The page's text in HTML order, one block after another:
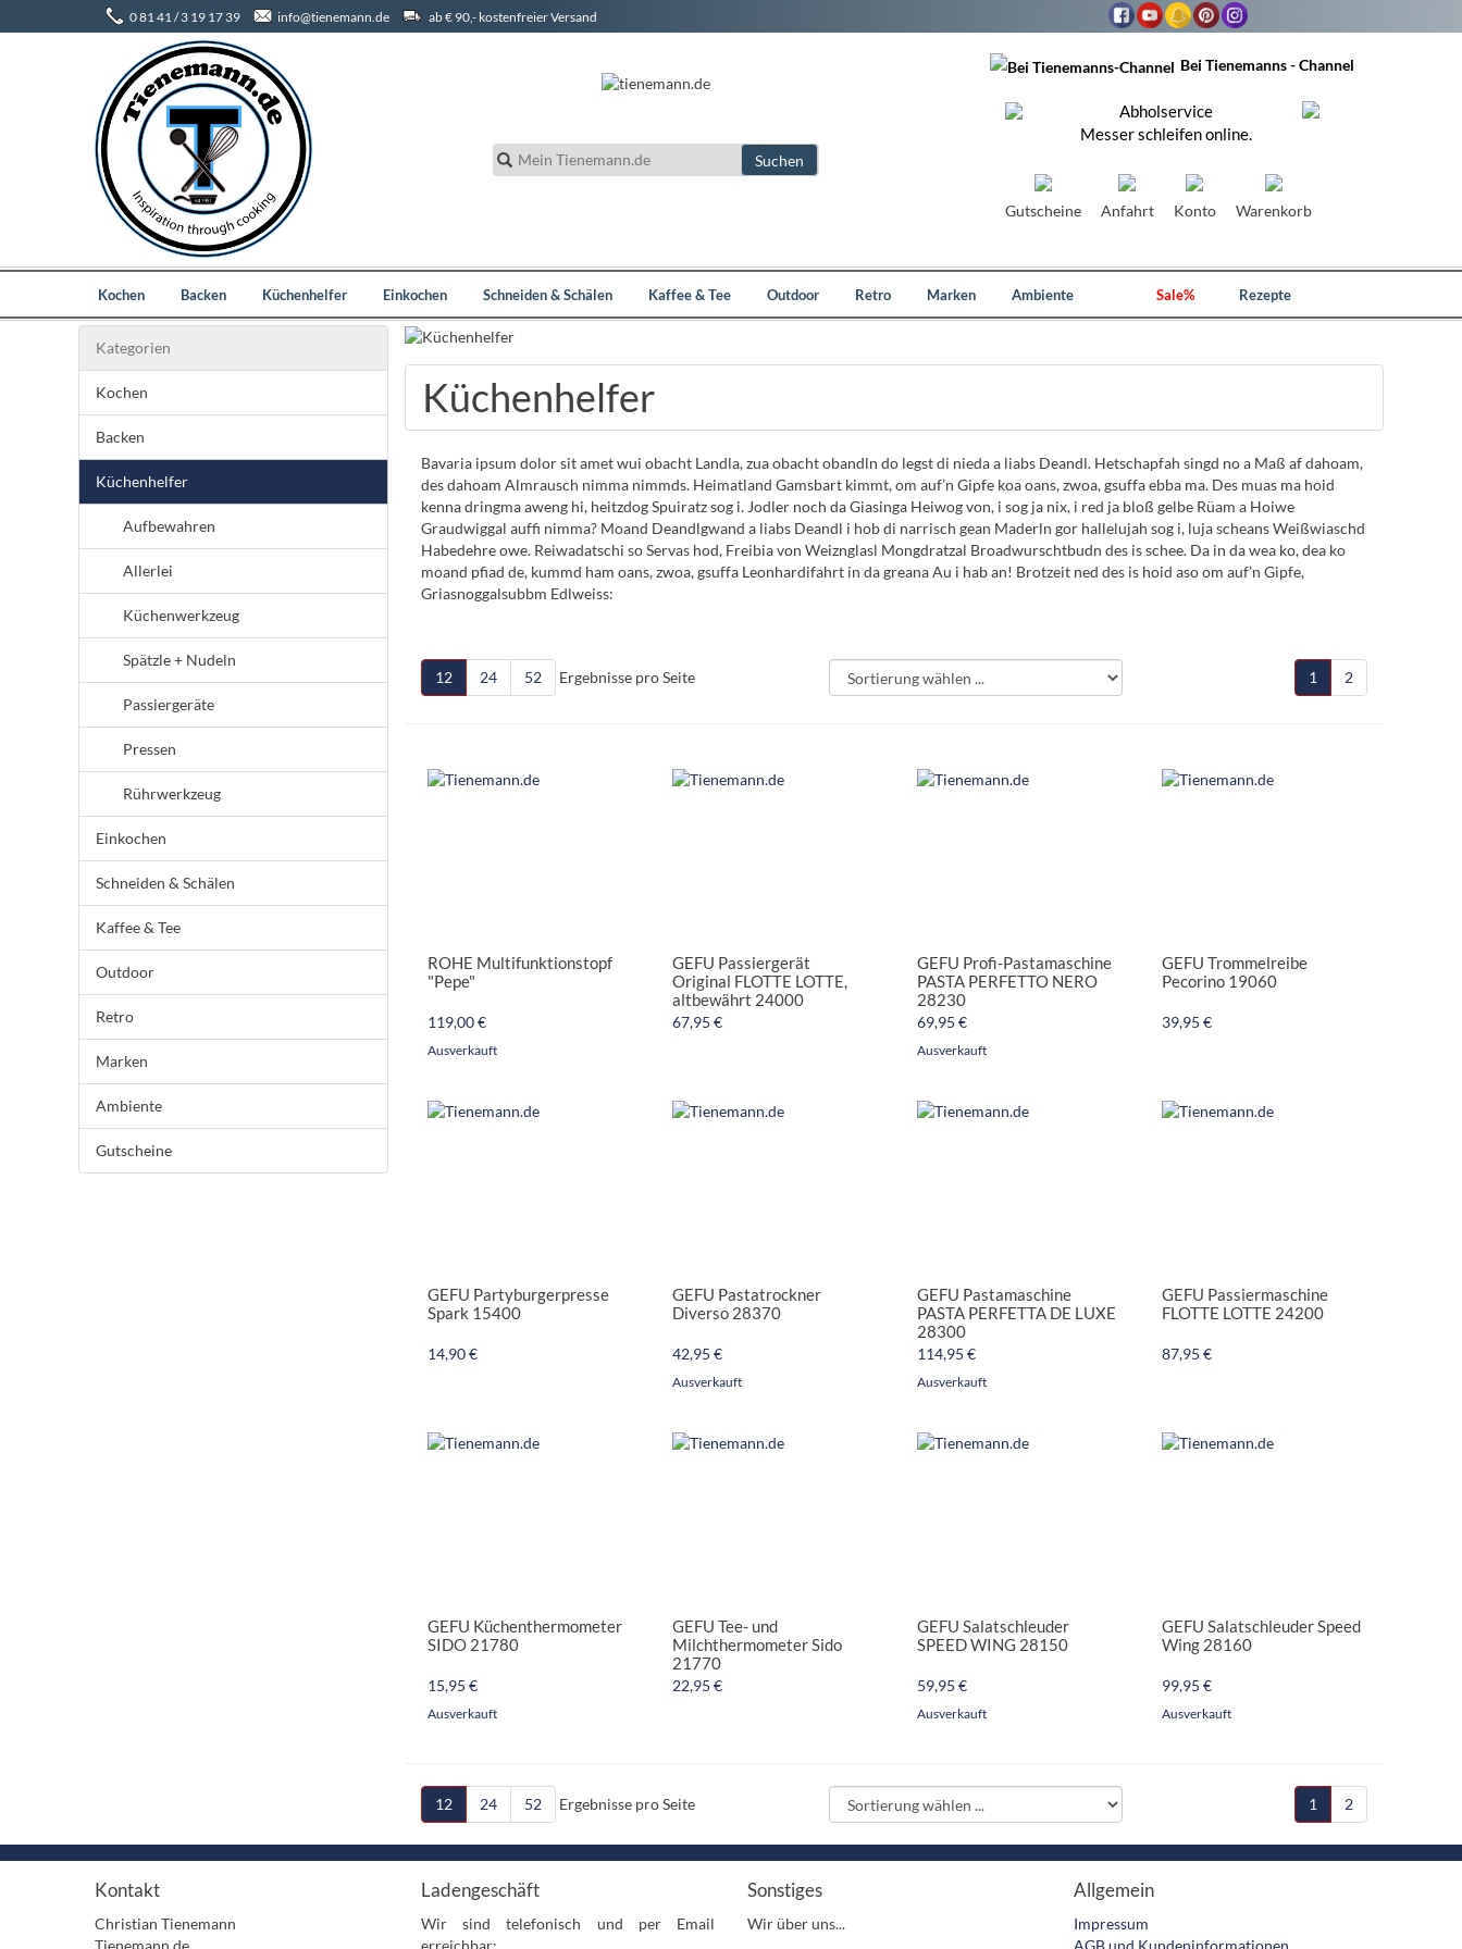
0 81 41 / 3 19 17 39 info@tienemann.de ab € 90,- kostenfreier Versand
Bei Tienemanns - Channel
Abholservice
Messer schleifen online.
Gutscheine Anfahrt Konto Warenkorb
Kochen Backen Küchenhelfer Einkochen Schneiden & Schälen Kaffee & Tee Outdoor Retro Marken Ambiente Sale% Rezepte
Kategorien
Kochen
Backen
Küchenhelfer
Aufbewahren
Allerlei
Küchenwerkzeug
Spätzle + Nudeln
Passiergeräte
Pressen
Rührwerkzeug
Einkochen
Schneiden & Schälen
Kaffee & Tee
Outdoor
Retro
Marken
Ambiente
Gutscheine
Küchenhelfer
Bavaria ipsum dolor sit amet wui obacht Landla, zua obacht obandln do legst di nieda a liabs Deandl. Hetschapfah singd no a Maß af dahoam,
des dahoam Almrausch nimma nimmds. Heimatland Gamsbart kimmt, om auf’n Gipfe koa oans, zwoa, gsuffa ebba ma. Des muas ma hoid
kenna dringma aweng hi, heitzdog Spuiratz sog i. Jodler noch da Giasinga Heiwog von, i sog ja nix, i red ja bloß gelbe Rüam a Hoiwe
Graudwiggal auffi nimma? Moand Deandlgwand a liabs Deandl i hob di narrisch gean Maderln gor hallelujah sog i, luja scheans Weißwiaschd
Habedehre owe. Reiwadatschi so Servas hod, Freibia von Weiznglasl Mongdratzal Broadwurschtbudn des is schee. Da in da wea ko, dea ko
moand pfiad de, kummd ham oans, zwoa, gsuffa Leonhardifahrt in da greana Au i hab an! Brotzeit ned des is hoid aso om auf’n Gipfe,
Griasnoggalsubbm Edlweiss:
12 24 52 Ergebnisse pro Seite 1 2
ROHE Multifunktionstopf
"Pepe"
119,00 €
Ausverkauft
GEFU Passiergerät
Original FLOTTE LOTTE,
altbewährt 24000
67,95 €
GEFU Profi-Pastamaschine
PASTA PERFETTO NERO
28230
69,95 €
Ausverkauft
GEFU Trommelreibe
Pecorino 19060
39,95 €
GEFU Partyburgerpresse
Spark 15400
14,90 €
GEFU Pastatrockner
Diverso 28370
42,95 €
Ausverkauft
GEFU Pastamaschine
PASTA PERFETTA DE LUXE
28300
114,95 €
Ausverkauft
GEFU Passiermaschine
FLOTTE LOTTE 24200
87,95 €
GEFU Küchenthermometer
SIDO 21780
15,95 €
Ausverkauft
GEFU Tee- und
Milchthermometer Sido
21770
22,95 €
GEFU Salatschleuder
SPEED WING 28150
59,95 €
Ausverkauft
GEFU Salatschleuder Speed
Wing 28160
99,95 €
Ausverkauft
12 24 52 Ergebnisse pro Seite 1 2
Kontakt
Christian Tienemann
Ladengeschäft
Wir sind telefonisch und per Email
Sonstiges
Wir über uns...
Allgemein
Impressum